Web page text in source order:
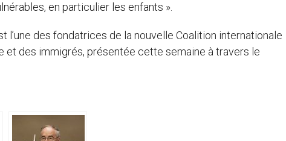
en particulier les enfants ».
l’une des fondatrices de la nouvelle Coalition internationale
et des immigrés, présentée cette semaine à travers le